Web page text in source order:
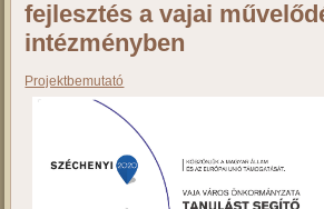
Görög Katolikus Templom